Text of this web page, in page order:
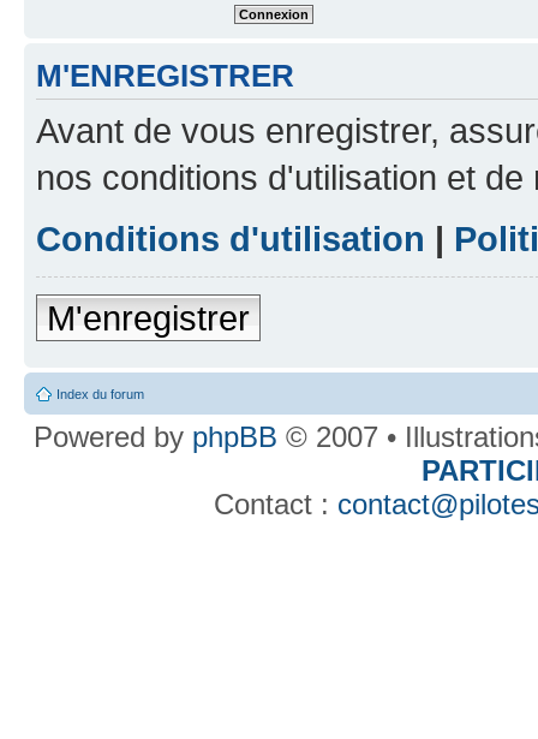
M'ENREGISTRER
Avant de vous enregistrer,
nos conditions d'utilisation et
Conditions d'utilisation |
M'enregistrer
Index du forum
Powered by phpBB © 2007 •
Contact :